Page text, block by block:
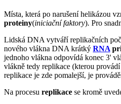
Místa, která po narušení helikázou
proteiny(iniciační faktory). Pro
Lidská DNA vytváří replikačních
nového vlákna DNA krátký RNA
jednoho vlákna odpovídá konec 3'
vlákně tedy replikace (kterou provádí
replikace je zde pomalejší, je
Na procesu replikace se kromě